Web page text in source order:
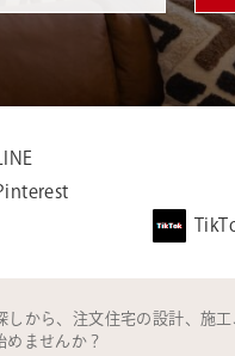
LINE
から、注文住宅の設計、施
ませんか？